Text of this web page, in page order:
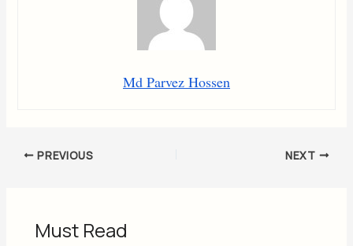
Md Parvez Hossen
PREVIOUS NEXT
Must Read